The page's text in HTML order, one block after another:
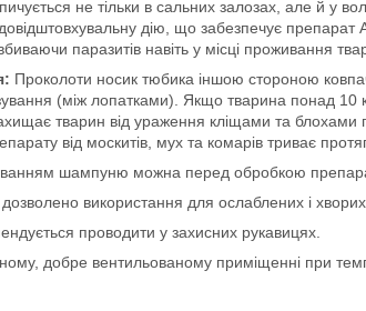
не тільки в сальних залозах, але й у
дію, що забезпечує
паразитів навіть у місці проживання
Проколоти носик тюбика іншою стороною
(між лопатками). Якщо тварина понад 10
тварин від ураження кліщами та блохами
від москитів, мух та комарів триває
шампуню можна перед обробкою
використання для ослаблених і
проводити у захисних рукавицях.
добре вентильованому приміщенні при